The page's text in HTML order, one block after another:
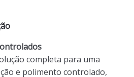
completa para uma
e polimento controlado,